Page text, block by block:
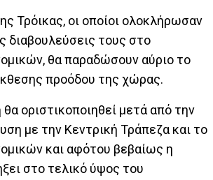
Τρόικας, οι οποίοι ολοκλήρωσαν
διαβουλεύσεις τους στο
θα παραδώσουν αύριο το
προόδου της χώρας.
οριστικοποιηθεί μετά από την
με την Κεντρική Τράπεζα και το
και αφότου βεβαίως η
στο τελικό ύψος του